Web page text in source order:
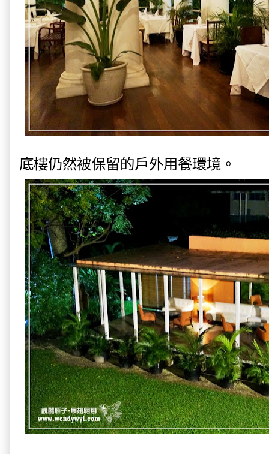
底樓仍然被保留的戶外用餐環境。